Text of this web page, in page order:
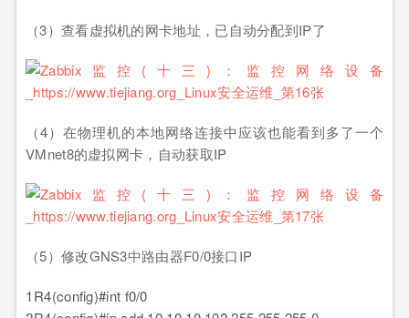
（3）查看虚拟机的网卡地址，已自动分配到IP了
（4）在物理机的本地网络连接中应该也能看到多了一个
VMnet8的虚拟网卡，自动获取IP
（5）修改GNS3中路由器F0/0接口IP
1R4(config)#int f0/0